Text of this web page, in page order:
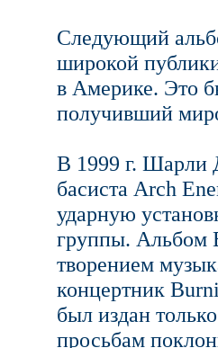
Следующий
широкой
в Америке. Это
получивший
В 1999 г. Шарли
басиста Arch
ударную
группы. Альбом
творением
концертник
был издан
просьбам